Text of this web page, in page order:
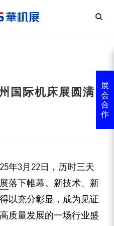
国际机床展圆满
年3月22日，历时三天
落下帷幕。新技术、新
以充分彰显，成为见证
质量发展的一场行业盛
展
会
合
作